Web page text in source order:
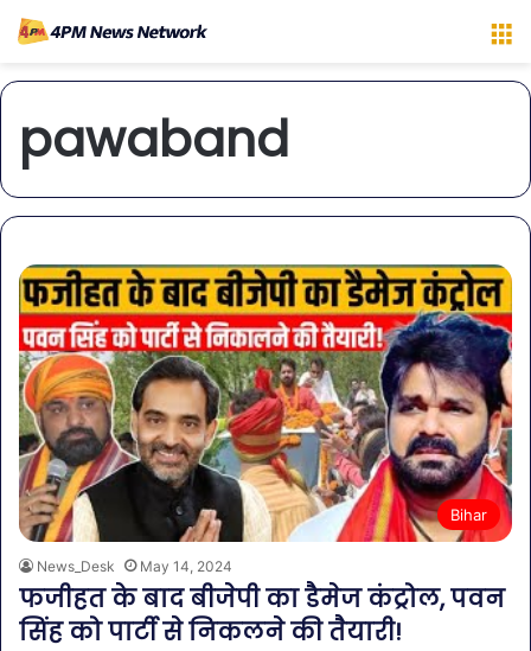
pawaband
Bihar
News_Desk May 14, 2024
फजीहत के बाद बीजेपी का डैमेज कंट्रोल, पवन
सिंह को पार्टी से निकलने की तैयारी!